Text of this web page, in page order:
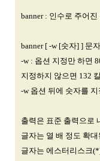
banner : 인수로 주어
banner [ -w [숫자] ] 문
-w : 옵션 지정만 하면
지정하지 않으면 132
-w 옵션 뒤에 숫자를
출력은 표준 출력으로
글자는 열 배 정도 확대
글자는 에스터리스크